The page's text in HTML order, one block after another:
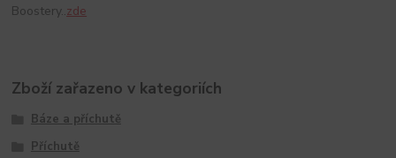
Boostery..zde
Zboží zařazeno v kategoriích
Báze a příchutě
Příchutě